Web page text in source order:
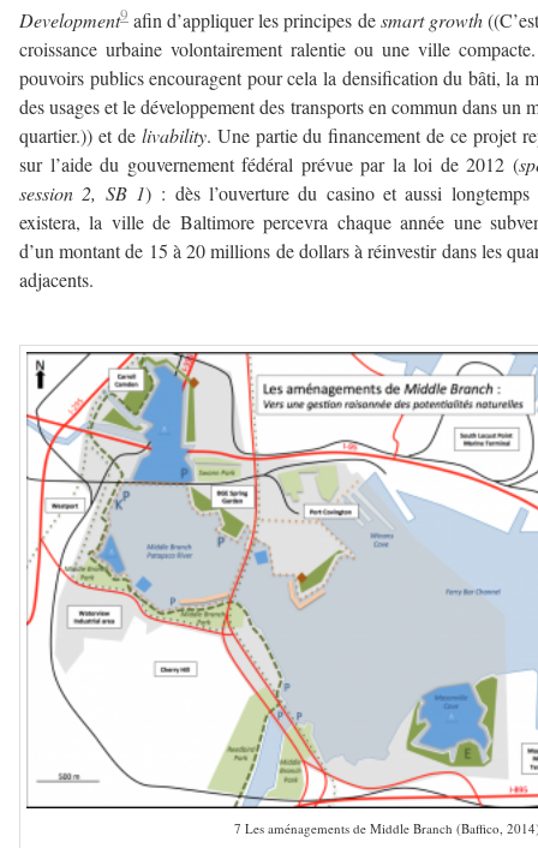
Development9 afin d’appliquer les principes desmart growth
croissance urbaine volontairement ralentie ou une ville
pouvoirs publics encouragent pour cela la densification du bâti, la
des usages et le développement des transports en commun dans un
quartier.)) et de livability. Une partie du financement de ce projet
sur l’aide du gouvernement fédéral prévue par la loi de 2012 (
session 2, SB 1) : dès l’ouverture du casino et aussi longtemps
existera, la ville de Baltimore percevra chaque année une
d’un montant de 15 à 20 millions de dollars à réinvestir dans les
adjacents.
7 Les aménagements de Middle Branch (Baffico,